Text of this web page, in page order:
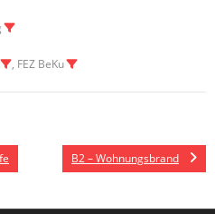
, FEZ BeKu
B2 – Wohnungsbrand